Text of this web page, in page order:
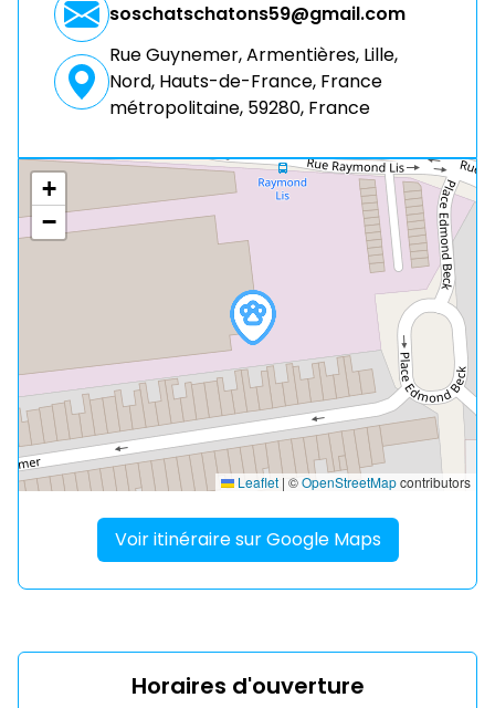
soschatschatons59@gmail.com
Rue Guynemer, Armentières, Lille,
Nord, Hauts-de-France, France
métropolitaine, 59280, France
+
−
Leaflet | ©OpenStreetMapcontributors
Voir itinéraire sur Google Maps
Horaires d'ouverture